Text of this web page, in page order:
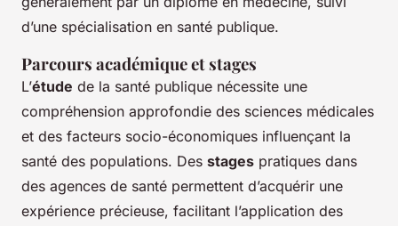
d’une spécialisation en santé publique.
Parcours académique et stages
L’étude de la santé publique nécessite une
compréhension approfondie des sciences médicales
et des facteurs socio-économiques influençant la
santé des populations. Des stages pratiques dans
des agences de santé permettent d’acquérir une
expérience précieuse, facilitant l’application des